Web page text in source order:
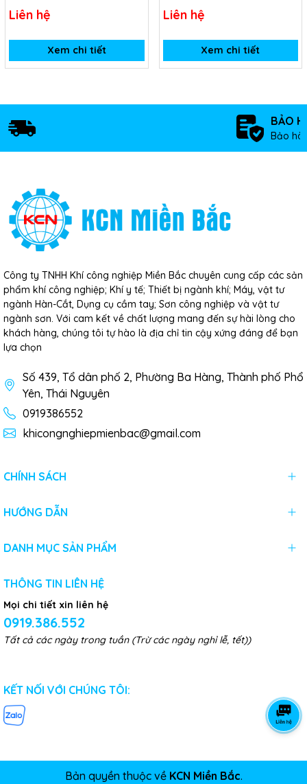
Liên hệ
Xem chi tiết
Liên hệ
Xem chi tiết
BẢO
Bảo
Công ty TNHH Khí công nghiệp Miền Bắc chuyên cung cấp các sản
phẩm khí công nghiệp; Khí y tế; Thiết bị ngành khí; Máy, vật tư
ngành Hàn-Cắt, Dụng cụ cầm tay; Sơn công nghiệp và vật tư
ngành sơn. Với cam kết về chất lượng mang đến sự hài lòng cho
khách hàng, chúng tôi tự hào là địa chỉ tin cậy xứng đáng để bạn
lựa chọn
Số 439, Tổ dân phố 2, Phường Ba Hàng, Thành phố Phổ
Yên, Thái Nguyên
0919386552
khicongnghiepmienbac@gmail.com
CHÍNH SÁCH
HƯỚNG DẪN
DANH MỤC SẢN PHẨM
THÔNG TIN LIÊN HỆ
Mọi chi tiết xin liên hệ
0919.386.552
Tất cả các ngày trong tuần (Trừ các ngày nghỉ lễ, tết))
KẾT NỐI VỚI CHÚNG TÔI:
Bản quyền thuộc về KCN Miền Bắc.